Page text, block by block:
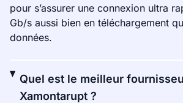
pour s’assurer une connexion ultra
Gb/s aussi bien en téléchargement
données.
Quel est le meilleur
Xamontarupt ?